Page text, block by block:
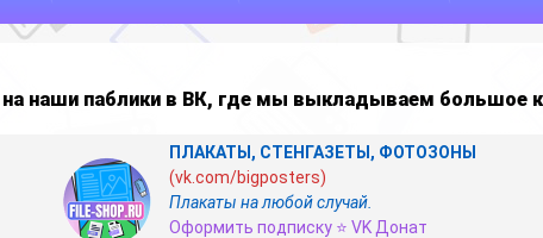
наши паблики в ВК, где мы выкладываем большое
ПЛАКАТЫ, СТЕНГАЗЕТЫ, ФОТОЗОНЫ
(vk.com/bigposters)
Плакаты на любой случай.
Оформить подписку ⭐ VK Донат